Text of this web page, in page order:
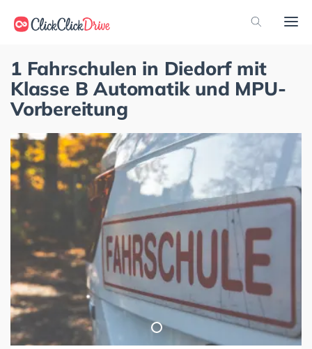
1 Fahrschulen in Diedorf mit
Klasse B Automatik und MPU-
Vorbereitung